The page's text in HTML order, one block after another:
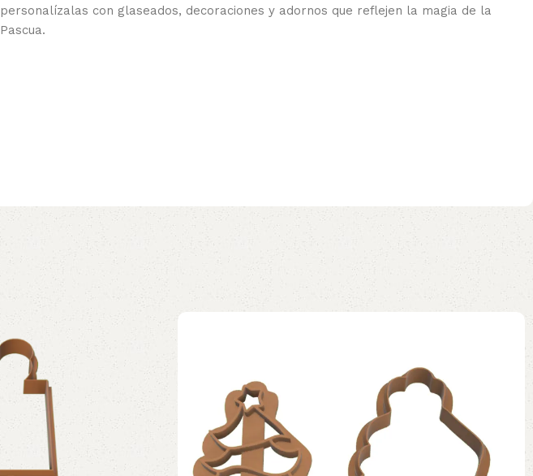
personalízalas con glaseados, decoraciones y adornos que reflejen la magia de la
Pascua.